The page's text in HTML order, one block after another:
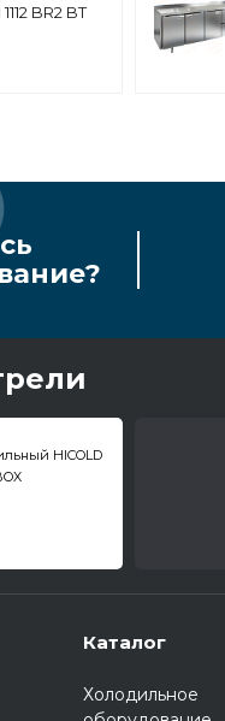
BR2 BT
HICOLD
Каталог
Холодильное